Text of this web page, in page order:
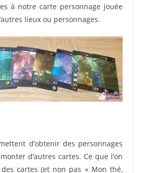
à notre carte personnage jouée
lieux ou personnages.
d’obtenir des personnages
d’autres cartes. Ce que l’on
cartes (et non pas « Mon thé,